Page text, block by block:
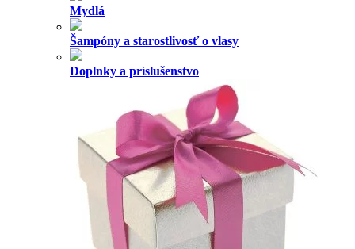
Mydlá
Šampóny a starostlivosť o vlasy
Doplnky a príslušenstvo